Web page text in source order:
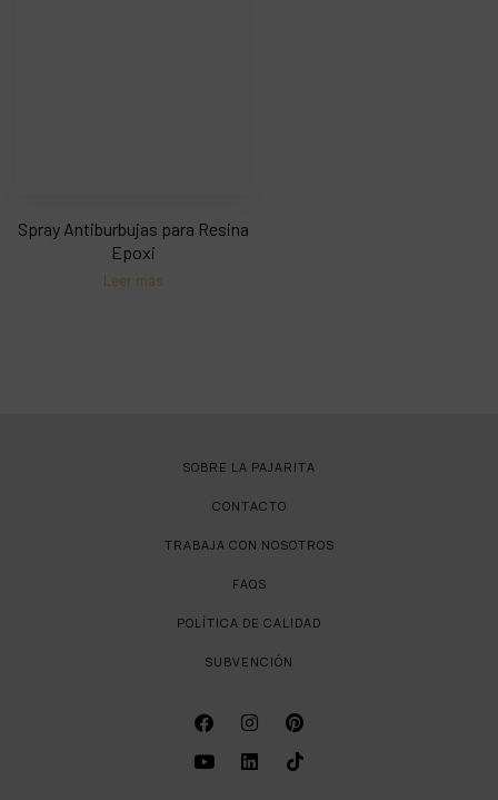
Spray Antiburbujas para Resina
Epoxi
Leer más
SOBRE LA PAJARITA
CONTACTO
TRABAJA CON NOSOTROS
FAQS
POLÍTICA DE CALIDAD
SUBVENCIÓN